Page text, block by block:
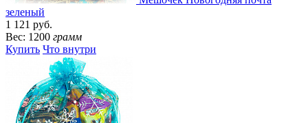
зеленый
1 121 руб.
Вес: 1200 грамм
Купить Что внутри